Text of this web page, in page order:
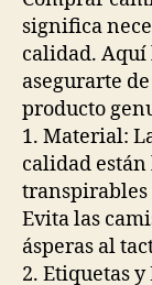
significa
calidad. Aquí
asegurarte
producto
1. Material:
calidad
transpirables
Evita las
ásperas al
2. Etiquetas